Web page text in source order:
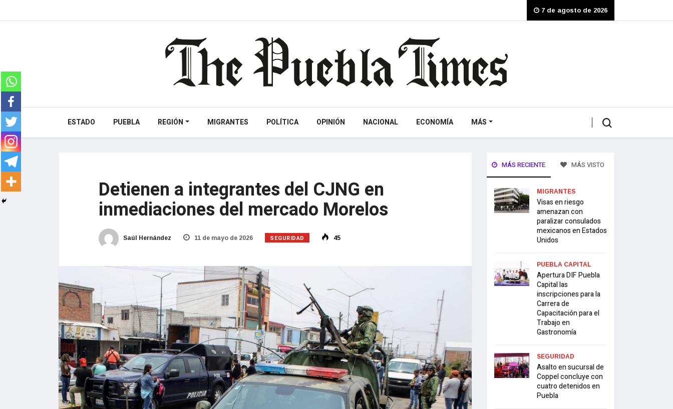
7 de agosto de 2026
ESTADO PUEBLA REGIÓN MIGRANTES POLÍTICA OPINIÓN NACIONAL ECONOMÍA MÁS
Detienen a integrantes del CJNG en
inmediaciones del mercado Morelos
Saúl Hernández 11 de mayo de 2026 SEGURIDAD 45
MÁS RECIENTE MÁS VISTO
MIGRANTES
Visas en riesgo
amenazan con
paralizar consulados
mexicanos en Estados
Unidos
PUEBLA CAPITAL
Apertura DIF Puebla
Capital las
inscripciones para la
Carrera de
Capacitación para el
Trabajo en
Gastronomía
SEGURIDAD
Asalto en sucursal de
Coppel concluye con
cuatro detenidos en
Puebla